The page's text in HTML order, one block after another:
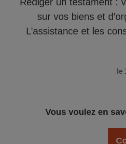
le
sur vos biens et
L’assistance et les
Vous voulez en